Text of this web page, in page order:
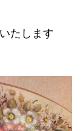
たします